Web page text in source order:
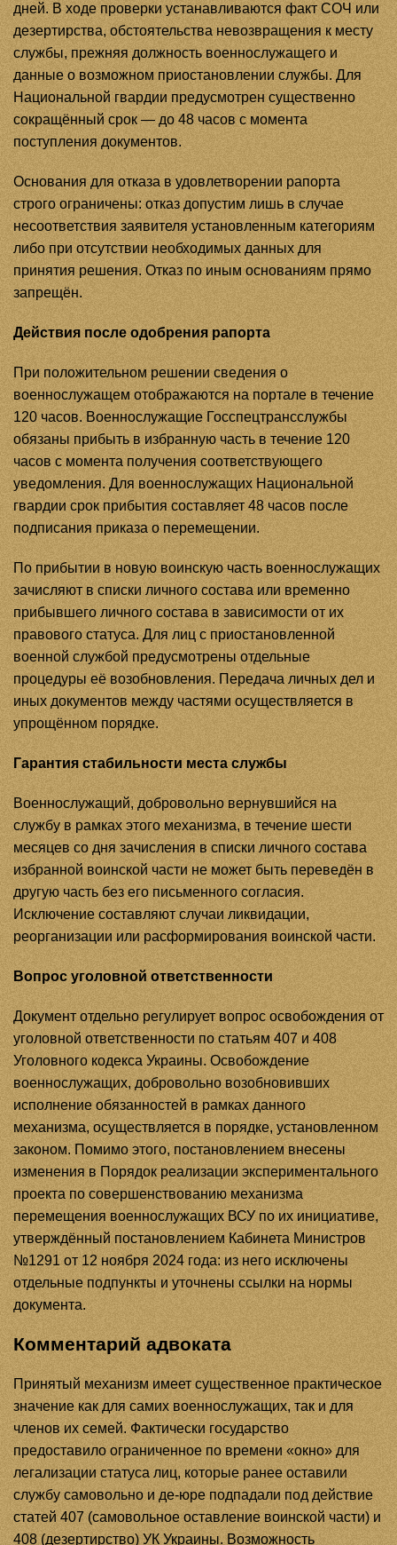
дней. В ходе проверки устанавливаются факт СОЧ или
дезертирства, обстоятельства невозвращения к месту
службы, прежняя должность военнослужащего и
данные о возможном приостановлении службы. Для
Национальной гвардии предусмотрен существенно
сокращённый срок — до 48 часов с момента
поступления документов.
Основания для отказа в удовлетворении рапорта
строго ограничены: отказ допустим лишь в случае
несоответствия заявителя установленным категориям
либо при отсутствии необходимых данных для
принятия решения. Отказ по иным основаниям прямо
запрещён.
Действия после одобрения рапорта
При положительном решении сведения о
военнослужащем отображаются на портале в течение
120 часов. Военнослужащие Госспецтрансслужбы
обязаны прибыть в избранную часть в течение 120
часов с момента получения соответствующего
уведомления. Для военнослужащих Национальной
гвардии срок прибытия составляет 48 часов после
подписания приказа о перемещении.
По прибытии в новую воинскую часть военнослужащих
зачисляют в списки личного состава или временно
прибывшего личного состава в зависимости от их
правового статуса. Для лиц с приостановленной
военной службой предусмотрены отдельные
процедуры её возобновления. Передача личных дел и
иных документов между частями осуществляется в
упрощённом порядке.
Гарантия стабильности места службы
Военнослужащий, добровольно вернувшийся на
службу в рамках этого механизма, в течение шести
месяцев со дня зачисления в списки личного состава
избранной воинской части не может быть переведён в
другую часть без его письменного согласия.
Исключение составляют случаи ликвидации,
реорганизации или расформирования воинской части.
Вопрос уголовной ответственности
Документ отдельно регулирует вопрос освобождения от
уголовной ответственности по статьям 407 и 408
Уголовного кодекса Украины. Освобождение
военнослужащих, добровольно возобновивших
исполнение обязанностей в рамках данного
механизма, осуществляется в порядке, установленном
законом. Помимо этого, постановлением внесены
изменения в Порядок реализации экспериментального
проекта по совершенствованию механизма
перемещения военнослужащих ВСУ по их инициативе,
утверждённый постановлением Кабинета Министров
№1291 от 12 ноября 2024 года: из него исключены
отдельные подпункты и уточнены ссылки на нормы
документа.
Комментарий адвоката
Принятый механизм имеет существенное практическое
значение как для самих военнослужащих, так и для
членов их семей. Фактически государство
предоставило ограниченное по времени «окно» для
легализации статуса лиц, которые ранее оставили
службу самовольно и де-юре подпадали под действие
статей 407 (самовольное оставление воинской части) и
408 (дезертирство) УК Украины. Возможность